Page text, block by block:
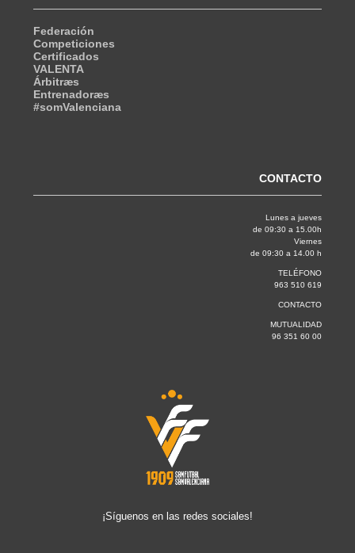
Federación
Competiciones
Certificados
VALENTA
Árbitræs
Entrenadoræs
#somValenciana
CONTACTO
Lunes a jueves
de 09:30 a 15.00h
Viernes
de 09:30 a 14.00 h
TELÉFONO
963 510 619
CONTACTO
MUTUALIDAD
96 351 60 00
¡Síguenos en las redes sociales!